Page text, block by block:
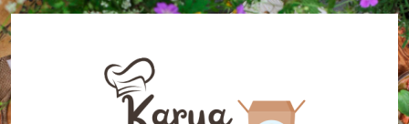
Skip
to
content